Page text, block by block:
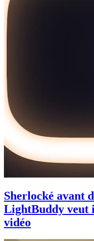
Sherlocké avant
LightBuddy veut
vidéo